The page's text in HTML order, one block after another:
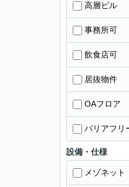
高層ビル
事務所可
飲食店可
居抜物件
OAフロア
バリアフリ
設備・仕様
メゾネット